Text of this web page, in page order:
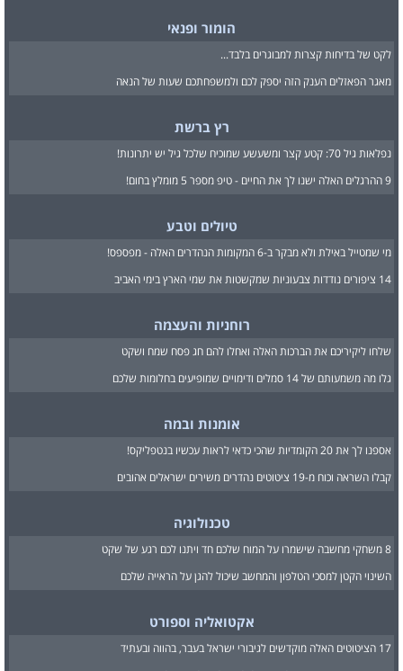
הומור ופנאי
לקט של בדיחות קצרות למבוגרים בלבד...
מאגר הפאזלים הענק הזה יספק לכם ולמשפחתכם שעות של הנאה
רץ ברשת
נפלאות גיל 70: קטע קצר ומשעשע שמוכיח שלכל גיל יש יתרונות!
9 ההרגלים האלה ישנו לך את החיים - טיפ מספר 5 מומלץ בחום!
טיולים וטבע
מי שמטייל באילת ולא מבקר ב-6 המקומות הנהדרים האלה - מפספס!
14 ציפורים נודדות צבעוניות שמקשטות את שמי הארץ בימי האביב
רוחניות והעצמה
שלחו ליקיריכם את הברכות האלה ואחלו להם חג פסח שמח ושקט
גלו מה משמעותם של 14 סמלים ודימויים שמופיעים בחלומות שלכם
אומנות ובמה
אספנו לך את 20 הקומדיות שהכי כדאי לראות עכשיו בנטפליקס!
קבלו השראה וכוח מ-19 ציטוטים נהדרים משירים ישראלים אהובים
טכנולוגיה
8 משחקי מחשבה שישמרו על המוח שלכם חד ויתנו לכם רגע של שקט
השינוי הקטן למסכי הטלפון והמחשב שיכול להגן על הראייה שלכם
אקטואליה וספורט
17 הציטוטים האלה מוקדשים לגיבורי ישראל בעבר, בהווה ובעתיד